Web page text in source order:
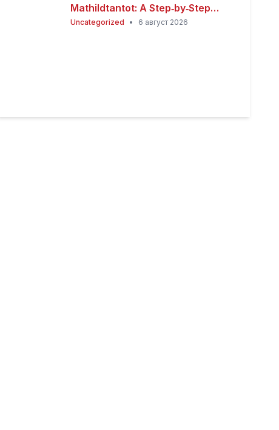
Mathildtantot: A Step‑by‑Step
Premium Guide
Uncategorized • 6 август 2026